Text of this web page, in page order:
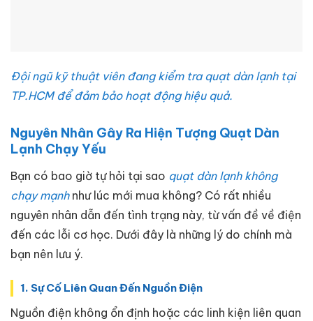
Đội ngũ kỹ thuật viên đang kiểm tra quạt dàn lạnh tại
TP.HCM để đảm bảo hoạt động hiệu quả.
Nguyên Nhân Gây Ra Hiện Tượng Quạt Dàn
Lạnh Chạy Yếu
Bạn có bao giờ tự hỏi tại sao quạt dàn lạnh không
chạy mạnhnhư lúc mới mua không? Có rất nhiều
nguyên nhân dẫn đến tình trạng này, từ vấn đề về điện
đến các lỗi cơ học. Dưới đây là những lý do chính mà
bạn nên lưu ý.
1. Sự Cố Liên Quan Đến Nguồn Điện
Nguồn điện không ổn định hoặc các linh kiện liên quan